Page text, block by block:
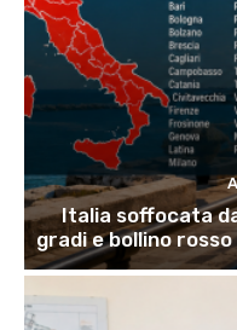
Italia soffocata
gradi e bollino